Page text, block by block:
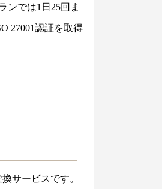
ンでは1日25回ま
27001認証を取得
サービスです。